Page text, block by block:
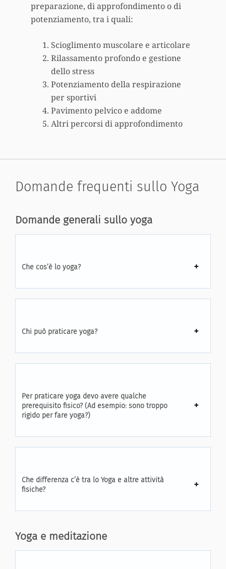
preparazione, di approfondimento o di
potenziamento, tra i quali:
Scioglimento muscolare e articolare
Rilassamento profondo e gestione
dello stress
Potenziamento della respirazione
per sportivi
Pavimento pelvico e addome
Altri percorsi di approfondimento
Domande frequenti sullo Yoga
Domande generali sullo yoga
Che cos’è lo yoga?
Chi può praticare yoga?
Per praticare yoga devo avere qualche
prerequisito fisico? (Ad esempio: sono troppo
rigido per fare yoga?)
Che differenza c’è tra lo Yoga e altre attività
fisiche?
Yoga e meditazione